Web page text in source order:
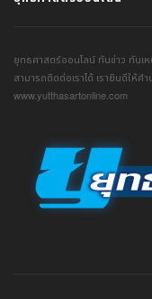
ยุทธศาสตร์ออนไลน์ ทันข่าว ทันเ
สามารถติดต่อเราได้ เรายินดีให้ค
www.yutthasartonline.com